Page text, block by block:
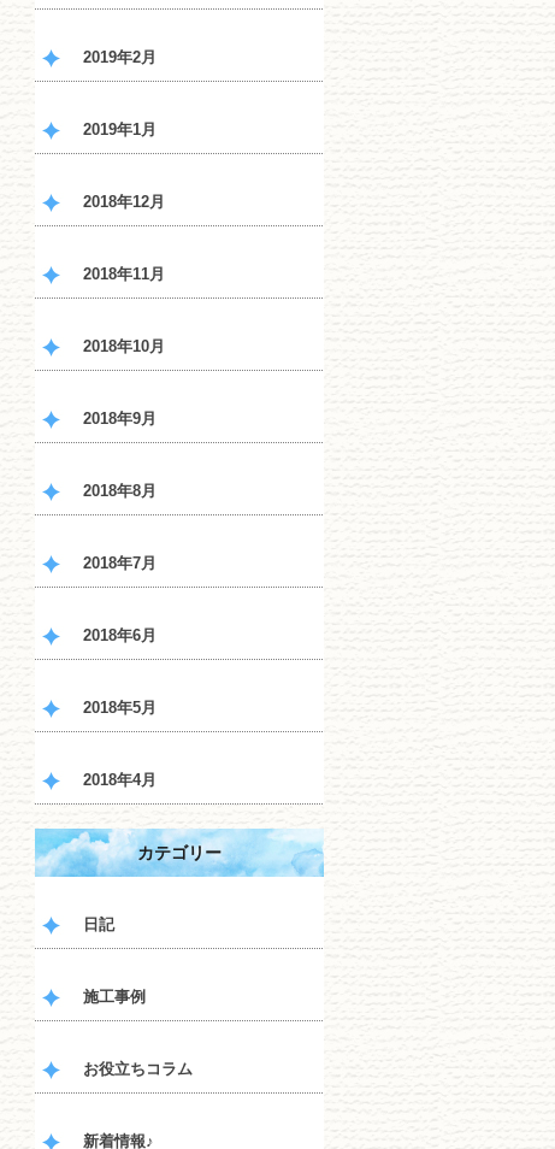
2019年2月
2019年1月
2018年12月
2018年11月
2018年10月
2018年9月
2018年8月
2018年7月
2018年6月
2018年5月
2018年4月
カテゴリー
日記
施工事例
お役立ちコラム
新着情報♪